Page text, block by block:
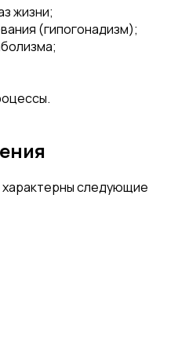
жизни;
(гипогонадизм);
следующие